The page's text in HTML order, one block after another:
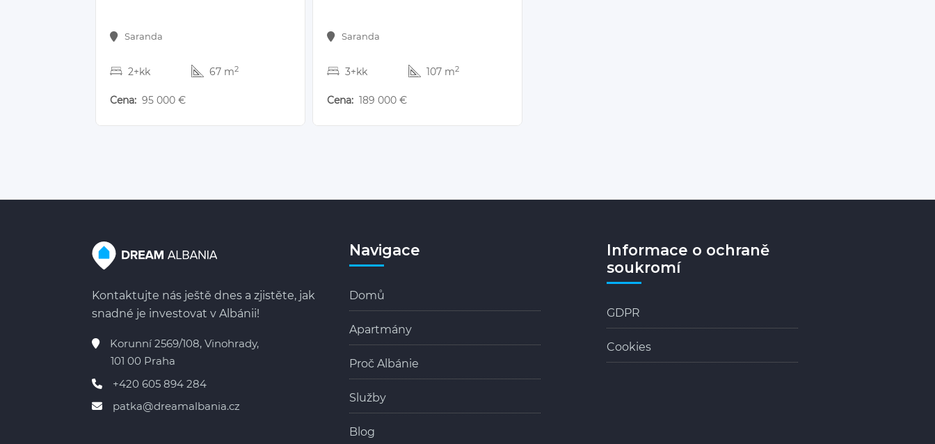
Saranda
2+kk 67 m2
Cena: 95 000 €
Saranda
3+kk 107 m2
Cena: 189 000 €
Kontaktujte nás ještě dnes a zjistěte, jak
snadné je investovat v Albánii!
Korunní 2569/108, Vinohrady,
101 00 Praha
+420 605 894 284
patka@dreamalbania.cz
Navigace
Domů
Apartmány
Proč Albánie
Služby
Blog
Informace o ochraně
soukromí
GDPR
Cookies